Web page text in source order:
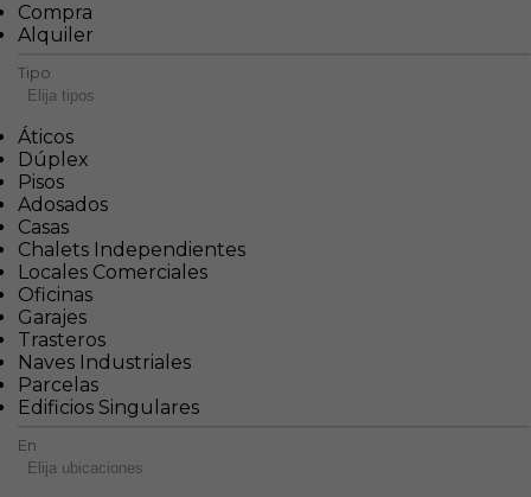
Compra
Alquiler
Tipo
Elija tipos
Áticos
Dúplex
Pisos
Adosados
Casas
Chalets Independientes
Locales Comerciales
Oficinas
Garajes
Trasteros
Naves Industriales
Parcelas
Edificios Singulares
En
Elija ubicaciones